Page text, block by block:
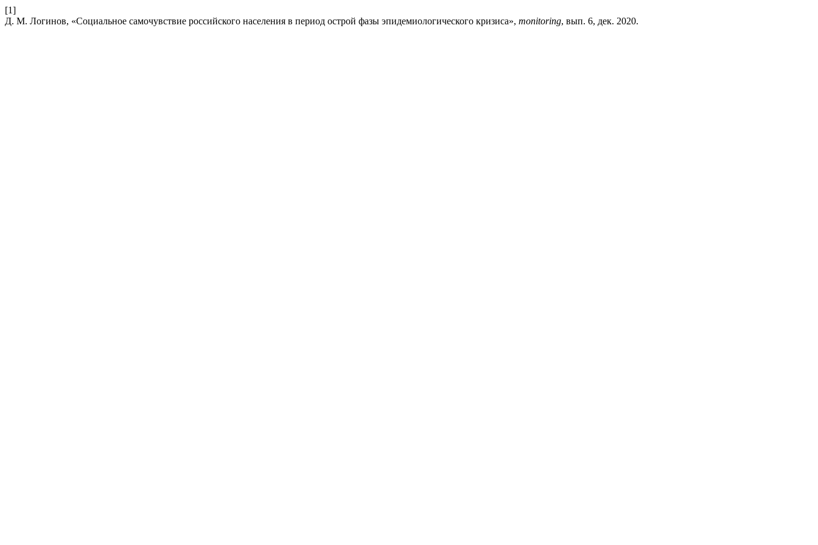
[1]
Д. М. Логинов, «Социальное самочувствие российского населения в период острой фазы эпидемиологического кризиса», monitoring, вып. 6, дек. 2020.